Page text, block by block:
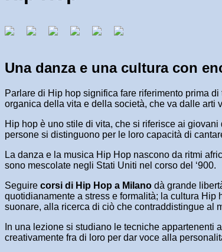
Una danza e una cultura con
Parlare di Hip hop significa fare riferimento prima
organica della vita e della società, che va dalle
Hip hop è uno stile di vita, che si riferisce ai
persone si distinguono per le loro capacità di
La danza e la musica Hip Hop nascono da ritmi
sono mescolate negli Stati Uniti nel corso del ‘900.
Seguire corsi di Hip Hop a Milano dà grande
quotidianamente a stress e formalità; la cultura
suonare, alla ricerca di ciò che contraddistingue al
In una lezione si studiano le tecniche
creativamente fra di loro per dar voce alla